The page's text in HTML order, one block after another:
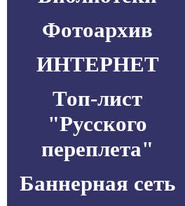
Фотоархив
ИНТЕРНЕТ
Топ-лист
"Русского
переплета"
Баннерная сеть